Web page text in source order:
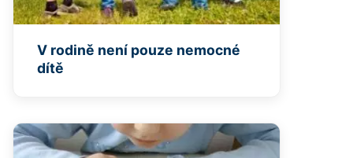
V rodině není pouze nemocné
dítě